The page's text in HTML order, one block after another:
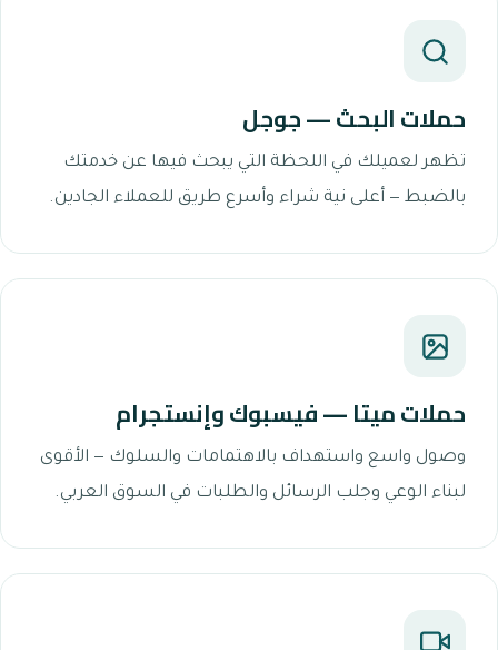
حملات البحث — جوجل
تظهر لعميلك في اللحظة التي يبحث فيها عن خدمتك
بالضبط — أعلى نية شراء وأسرع طريق للعملاء الجادين.
حملات ميتا — فيسبوك وإنستجرام
وصول واسع واستهداف بالاهتمامات والسلوك — الأقوى
لبناء الوعي وجلب الرسائل والطلبات في السوق العربي.